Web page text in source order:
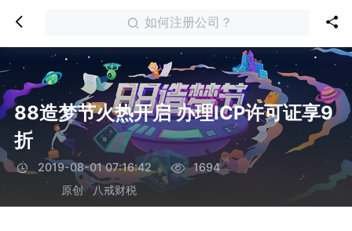
如何注册公司？
88造梦节火热开启 办理ICP许可证享9
折
2019-08-01 07:16:42
1694
原创
八戒财税